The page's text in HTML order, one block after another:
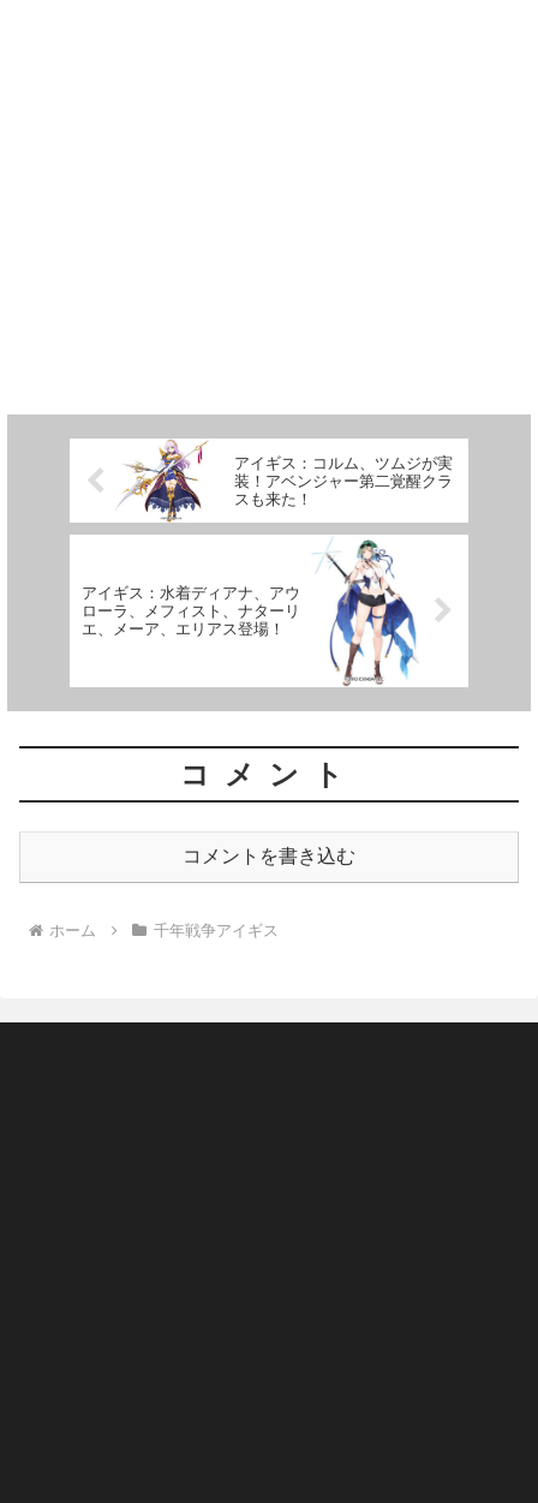
アイギス：コルム、ツムジが実
装！アベンジャー第二覚醒クラ
スも来た！
アイギス：水着ディアナ、アウ
ローラ、メフィスト、ナターリ
エ、メーア、エリアス登場！
コメント
コメントを書き込む
ホーム 千年戦争アイギス